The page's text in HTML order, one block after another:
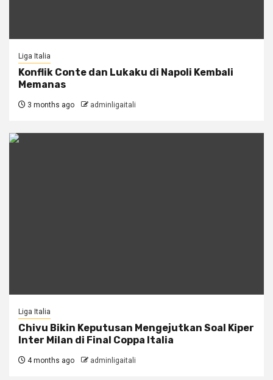
Liga Italia
Konflik Conte dan Lukaku di Napoli Kembali
Memanas
3 months ago adminligaitali
Liga Italia
Chivu Bikin Keputusan Mengejutkan Soal Kiper
Inter Milan di Final Coppa Italia
4 months ago adminligaitali